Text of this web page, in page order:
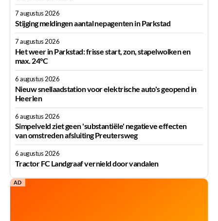
7 augustus 2026
Stijging meldingen aantal nepagenten in Parkstad
7 augustus 2026
Het weer in Parkstad: frisse start, zon, stapelwolken en
max. 24°C
6 augustus 2026
Nieuw snellaadstation voor elektrische auto's geopend in
Heerlen
6 augustus 2026
Simpelveld ziet geen 'substantiële' negatieve effecten
van omstreden afsluiting Preutersweg
6 augustus 2026
Tractor FC Landgraaf vernield door vandalen
AD